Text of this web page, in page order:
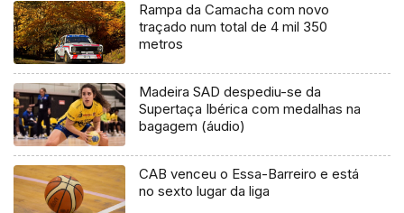
Rampa da Camacha com novo
traçado num total de 4 mil 350
metros
Madeira SAD despediu-se da
Supertaça Ibérica com medalhas na
bagagem (áudio)
CAB venceu o Essa-Barreiro e está
no sexto lugar da liga